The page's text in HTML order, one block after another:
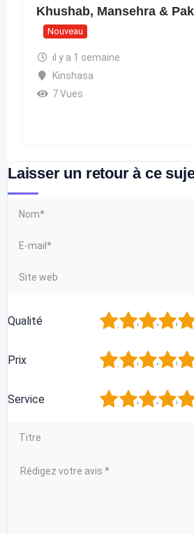
Khushab, Mansehra &
Nouveau
il y a 1 semaine
Kinshasa
7 Vues
Laisser un retour à ce
Qualité 5
4
3
2
Prix 5
4
3
2
Service 5
4
3
2